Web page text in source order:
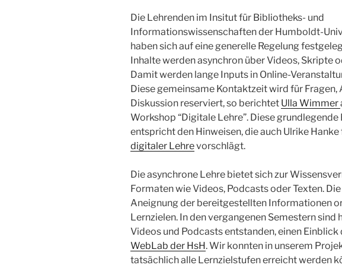
Die Lehrenden im Insitut für Bibliotheks- und
Informationswissenschaften der Humboldt-
haben sich auf eine generelle Regelung
Inhalte werden asynchron über Videos, Skripte
Damit werden lange Inputs in Online-
Diese gemeinsame Kontaktzeit wird für Fragen,
Diskussion reserviert, so berichtet Ulla Wimmer
Workshop “Digitale Lehre”. Diese
entspricht den Hinweisen, die auch Ulrike Hanke
digitaler Lehrevorschlägt.
Die asynchrone Lehre bietet sich zur
Formaten wie Videos, Podcasts oder Texten.
Aneignung der bereitgestellten Informationen
Lernzielen. In den vergangenen Semestern sind
Videos und Podcasts entstanden, einen Einblick
WebLab der HsH. Wir konnten in unserem
tatsächlich alle Lernzielstufen erreicht werden